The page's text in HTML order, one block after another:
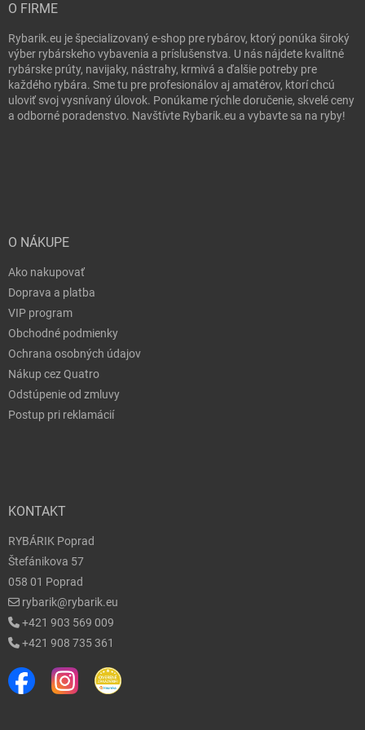
O FIRME
Rybarik.eu je špecializovaný e-shop pre rybárov, ktorý ponúka široký
výber rybárskeho vybavenia a príslušenstva. U nás nájdete kvalitné
rybárske prúty, navijaky, nástrahy, krmivá a ďalšie potreby pre
každého rybára. Sme tu pre profesionálov aj amatérov, ktorí chcú
uloviť svoj vysnívaný úlovok. Ponúkame rýchle doručenie, skvelé ceny
a odborné poradenstvo. Navštívte Rybarik.eu a vybavte sa na ryby!
O NÁKUPE
Ako nakupovať
Doprava a platba
VIP program
Obchodné podmienky
Ochrana osobných údajov
Nákup cez Quatro
Odstúpenie od zmluvy
Postup pri reklamácií
KONTAKT
RYBÁRIK Poprad
Štefánikova 57
058 01 Poprad
rybarik@rybarik.eu
+421 903 569 009
+421 908 735 361